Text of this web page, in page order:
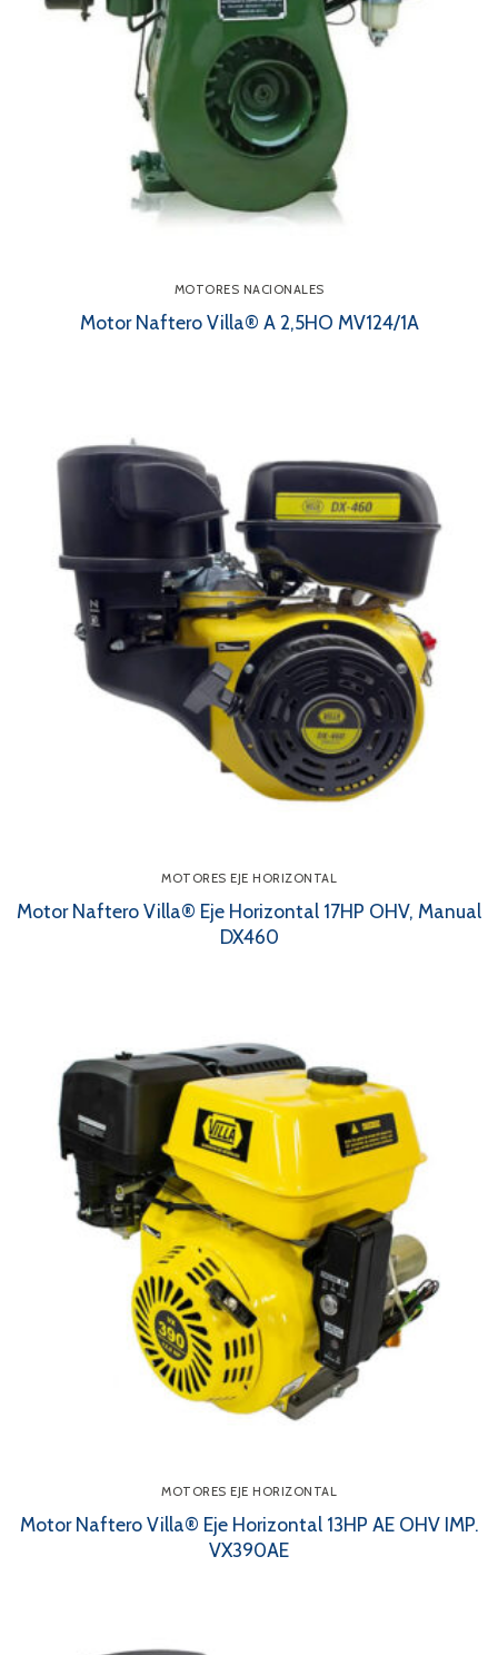
MOTORES NACIONALES
Motor Naftero Villa® A 2,5HO MV124/1A
MOTORES EJE HORIZONTAL
Motor Naftero Villa® Eje Horizontal 17HP OHV, Manual
DX460
MOTORES EJE HORIZONTAL
Motor Naftero Villa® Eje Horizontal 13HP AE OHV IMP.
VX390AE